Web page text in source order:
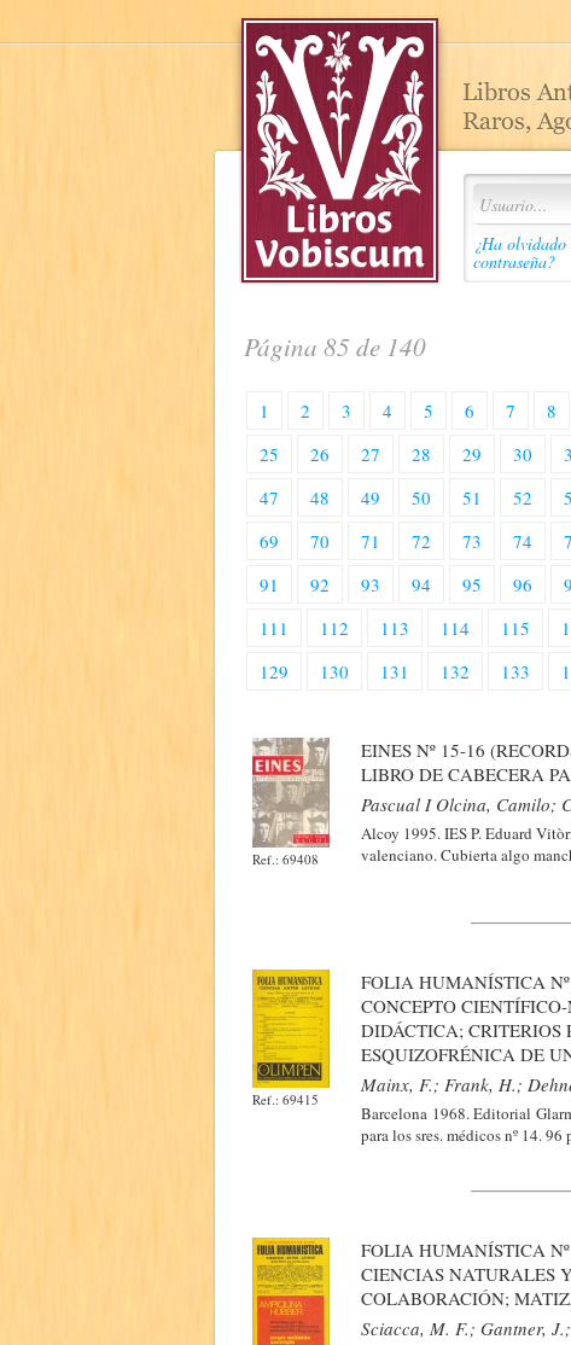
¿Ha
contraseña?
Página 85 de 140
1 2 3 4 5 6 7 8
25
26 27 28 29 30
47
48 49 50 51 52
69
70 71 72 73 74
91
92 93 94 95 96
111
112 113 114 115
129
130 131 132 133
Ref.: 69408
EINES Nº 15-16
LIBRO DE CABECERA
Pascual I Olcina, Camilo;
Alcoy 1995. IES P. Eduard
valenciano. Cubierta algo
Ref.: 69415
FOLIA HUMANÍSTICA
CONCEPTO
DIDÁCTICA; CRITERIOS
ESQUIZOFRÉNICA DE
Mainx, F.; Frank, H.;
Barcelona 1968. Editorial
para los sres. médicos nº 14.
FOLIA HUMANÍSTICA
CIENCIAS NATURALES
COLABORACIÓN;
Sciacca, M. F.; Gantner,